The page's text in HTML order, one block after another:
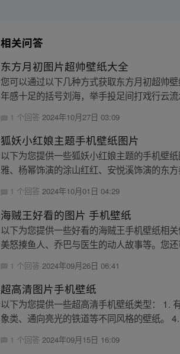
相关问答
东方月初图片超帅壁纸大全
您可以通过以下几种方式获取东方月初超帅
年感十足的括号刘海，举手投足间打戏行云
1 个回答2024年10月27日 03:09
狐妖小红娘主题手机壁纸图片
以下为您提供一些狐妖小红娘主题的手机壁
雅、杨幂饰演的涂山红红、安悦溪饰演的东
1 个回答2024年10月01日 04:29
海贼王好看的图片 手机壁纸
以下为您提供一些好看的海贼王手机壁纸相
美怒揍鱼人、乔巴与医生的动人故事等。您
1 个回答 2024年09月26日 06:41
超高清图片手机壁纸
以下为您提供一些超高清手机壁纸类型： 1.
象类、通向亮光的铁道等不同风格的壁纸。
1 个回答 2024年09月15日 16:09